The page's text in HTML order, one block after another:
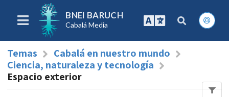
BNEI BARUCH
Cabalá Media
Temas
Cabalá en nuestro mundo
Ciencia, naturaleza y tecnología
Espacio exterior